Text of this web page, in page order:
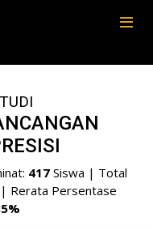
417 Siswa | Total
Rerata Persentase